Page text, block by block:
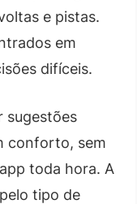
e pistas.
em
difíceis.
sugestões
conforto, sem
toda hora. A
tipo de